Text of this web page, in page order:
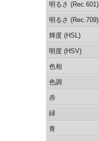
明るさ (Rec.601)
明るさ (Rec.709)
輝度 (HSL)
明度 (HSV)
色相
色調
赤
緑
青